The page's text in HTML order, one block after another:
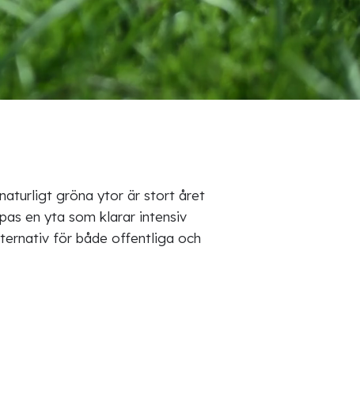
gröna ytor är stort året
en yta som klarar intensiv
för både offentliga och